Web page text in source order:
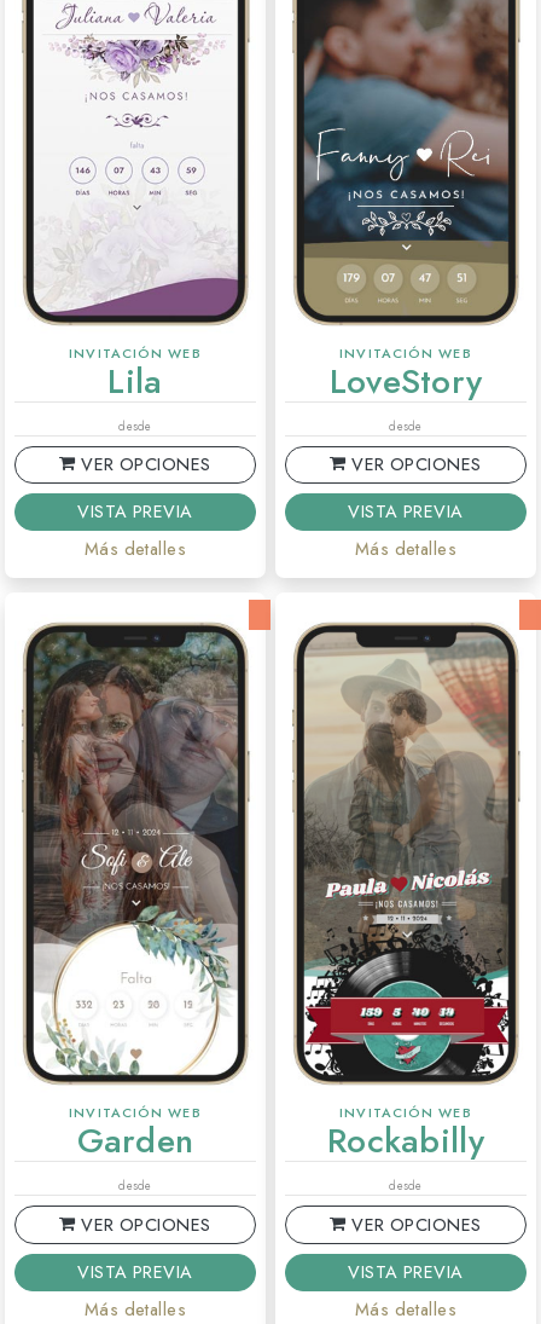
INVITACIÓN WEB
Lila
desde
VER OPCIONES
VISTA PREVIA
Más detalles
INVITACIÓN WEB
LoveStory
desde
VER OPCIONES
VISTA PREVIA
Más detalles
INVITACIÓN WEB
Garden
desde
VER OPCIONES
VISTA PREVIA
Más detalles
INVITACIÓN WEB
Rockabilly
desde
VER OPCIONES
VISTA PREVIA
Más detalles